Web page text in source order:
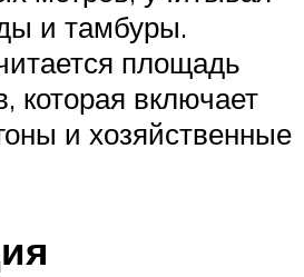
и тамбуры.
площадь
которая включает
и хозяйственные